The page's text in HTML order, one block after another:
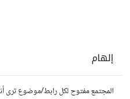
إلهام
المجتمع مفتوح لكل رابط/موضوع ترى